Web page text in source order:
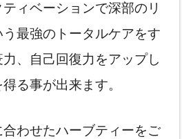
ィベーションで深部のリ
最強のトータルケアをす
、自己回復力をアップし
る事が出来ます。
わせたハーブティーをご